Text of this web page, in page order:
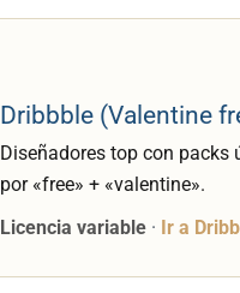
Dribbble (Valentine
Diseñadores top con packs
por «free» + «valentine».
Licencia variable· Ir a